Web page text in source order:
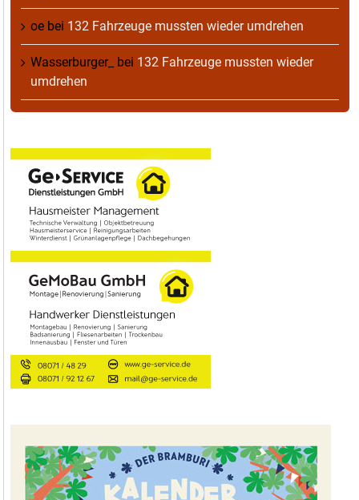
oe bei 132 Fahrzeuge mussten wieder umdrehen
Wasserburger_ bei 132 Fahrzeuge mussten wieder
umdrehen